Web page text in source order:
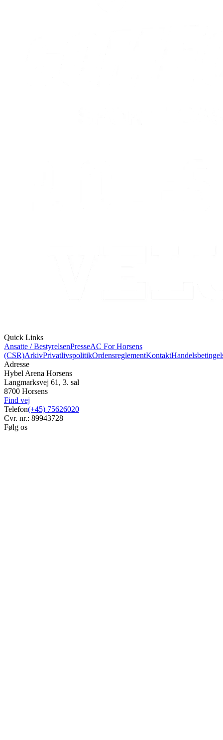
Quick Links
Ansatte / BestyrelsenPresseAC For Horsens
(CSR)ArkivPrivatlivspolitikOrdensreglementKontakt
Adresse
Hybel Arena Horsens
Langmarksvej 61, 3. sal
8700 Horsens
Find vej
Telefon(+45) 75626020
Cvr. nr.: 89943728
Følg os